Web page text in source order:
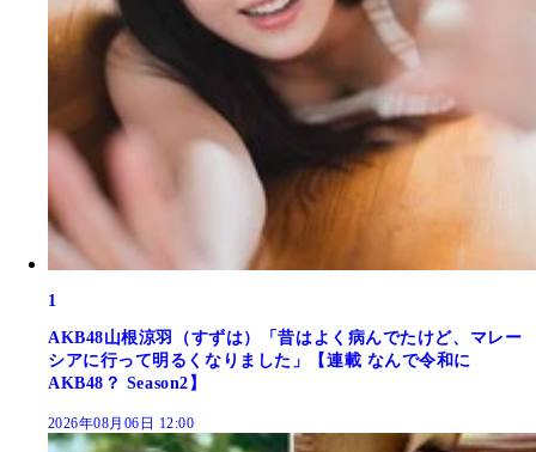
1
AKB48山根涼羽（すずは）「昔はよく病んでたけど、マレー
シアに行って明るくなりました」【連載 なんで令和に
AKB48？ Season2】
2026年08月06日 12:00